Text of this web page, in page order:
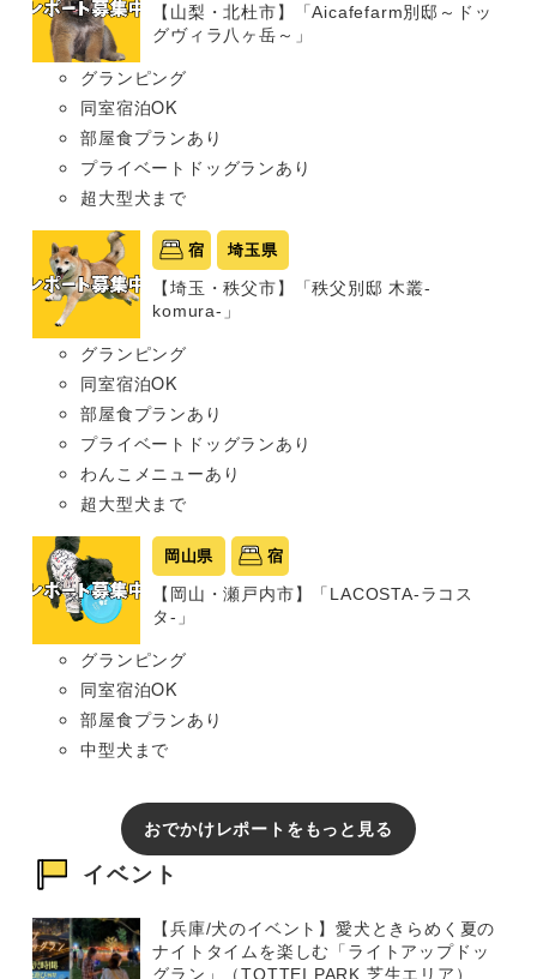
【山梨・北杜市】「Aicafefarm別邸～ドッ
グヴィラ八ヶ岳～」
グランピング
同室宿泊OK
部屋食プランあり
プライベートドッグランあり
超大型犬まで
宿 埼玉県
【埼玉・秩父市】「秩父別邸 木叢-
komura-」
グランピング
同室宿泊OK
部屋食プランあり
プライベートドッグランあり
わんこメニューあり
超大型犬まで
岡山県 宿
【岡山・瀬戸内市】「LACOSTA-ラコス
タ-」
グランピング
同室宿泊OK
部屋食プランあり
中型犬まで
おでかけレポートをもっと見る
イベント
【兵庫/犬のイベント】愛犬ときらめく夏の
ナイトタイムを楽しむ「ライトアップドッ
グラン」（TOTTEI PARK 芝生エリア）